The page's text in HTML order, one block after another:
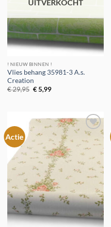
UITVERKOCHT
! NIEUW BINNEN !
Vlies behang 35981-3 A.s.
Creation
€29,95 Oorspronkelijke
prijs
€5,99Huidige
Actie
Toevoegen
aan
verlanglijst